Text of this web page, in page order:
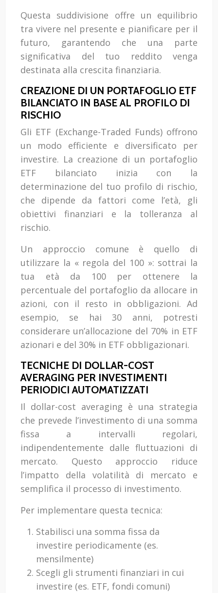
Questa suddivisione offre un equilibrio
tra vivere nel presente e pianificare per il
futuro, garantendo che una parte
significativa del tuo reddito venga
destinata alla crescita finanziaria.
CREAZIONE DI UN PORTAFOGLIO ETF
BILANCIATO IN BASE AL PROFILO DI
RISCHIO
Gli ETF (Exchange-Traded Funds) offrono
un modo efficiente e diversificato per
investire. La creazione di un portafoglio
ETF bilanciato inizia con la
determinazione del tuo profilo di rischio,
che dipende da fattori come l’età, gli
obiettivi finanziari e la tolleranza al
rischio.
Un approccio comune è quello di
utilizzare la « regola del 100 »: sottrai la
tua età da 100 per ottenere la
percentuale del portafoglio da allocare in
azioni, con il resto in obbligazioni. Ad
esempio, se hai 30 anni, potresti
considerare un’allocazione del 70% in ETF
azionari e del 30% in ETF obbligazionari.
TECNICHE DI DOLLAR-COST
AVERAGING PER INVESTIMENTI
PERIODICI AUTOMATIZZATI
Il dollar-cost averaging è una strategia
che prevede l’investimento di una somma
fissa a intervalli regolari,
indipendentemente dalle fluttuazioni di
mercato. Questo approccio riduce
l’impatto della volatilità di mercato e
semplifica il processo di investimento.
Per implementare questa tecnica:
Stabilisci una somma fissa da
investire periodicamente (es.
mensilmente)
Scegli gli strumenti finanziari in cui
investire (es. ETF, fondi comuni)